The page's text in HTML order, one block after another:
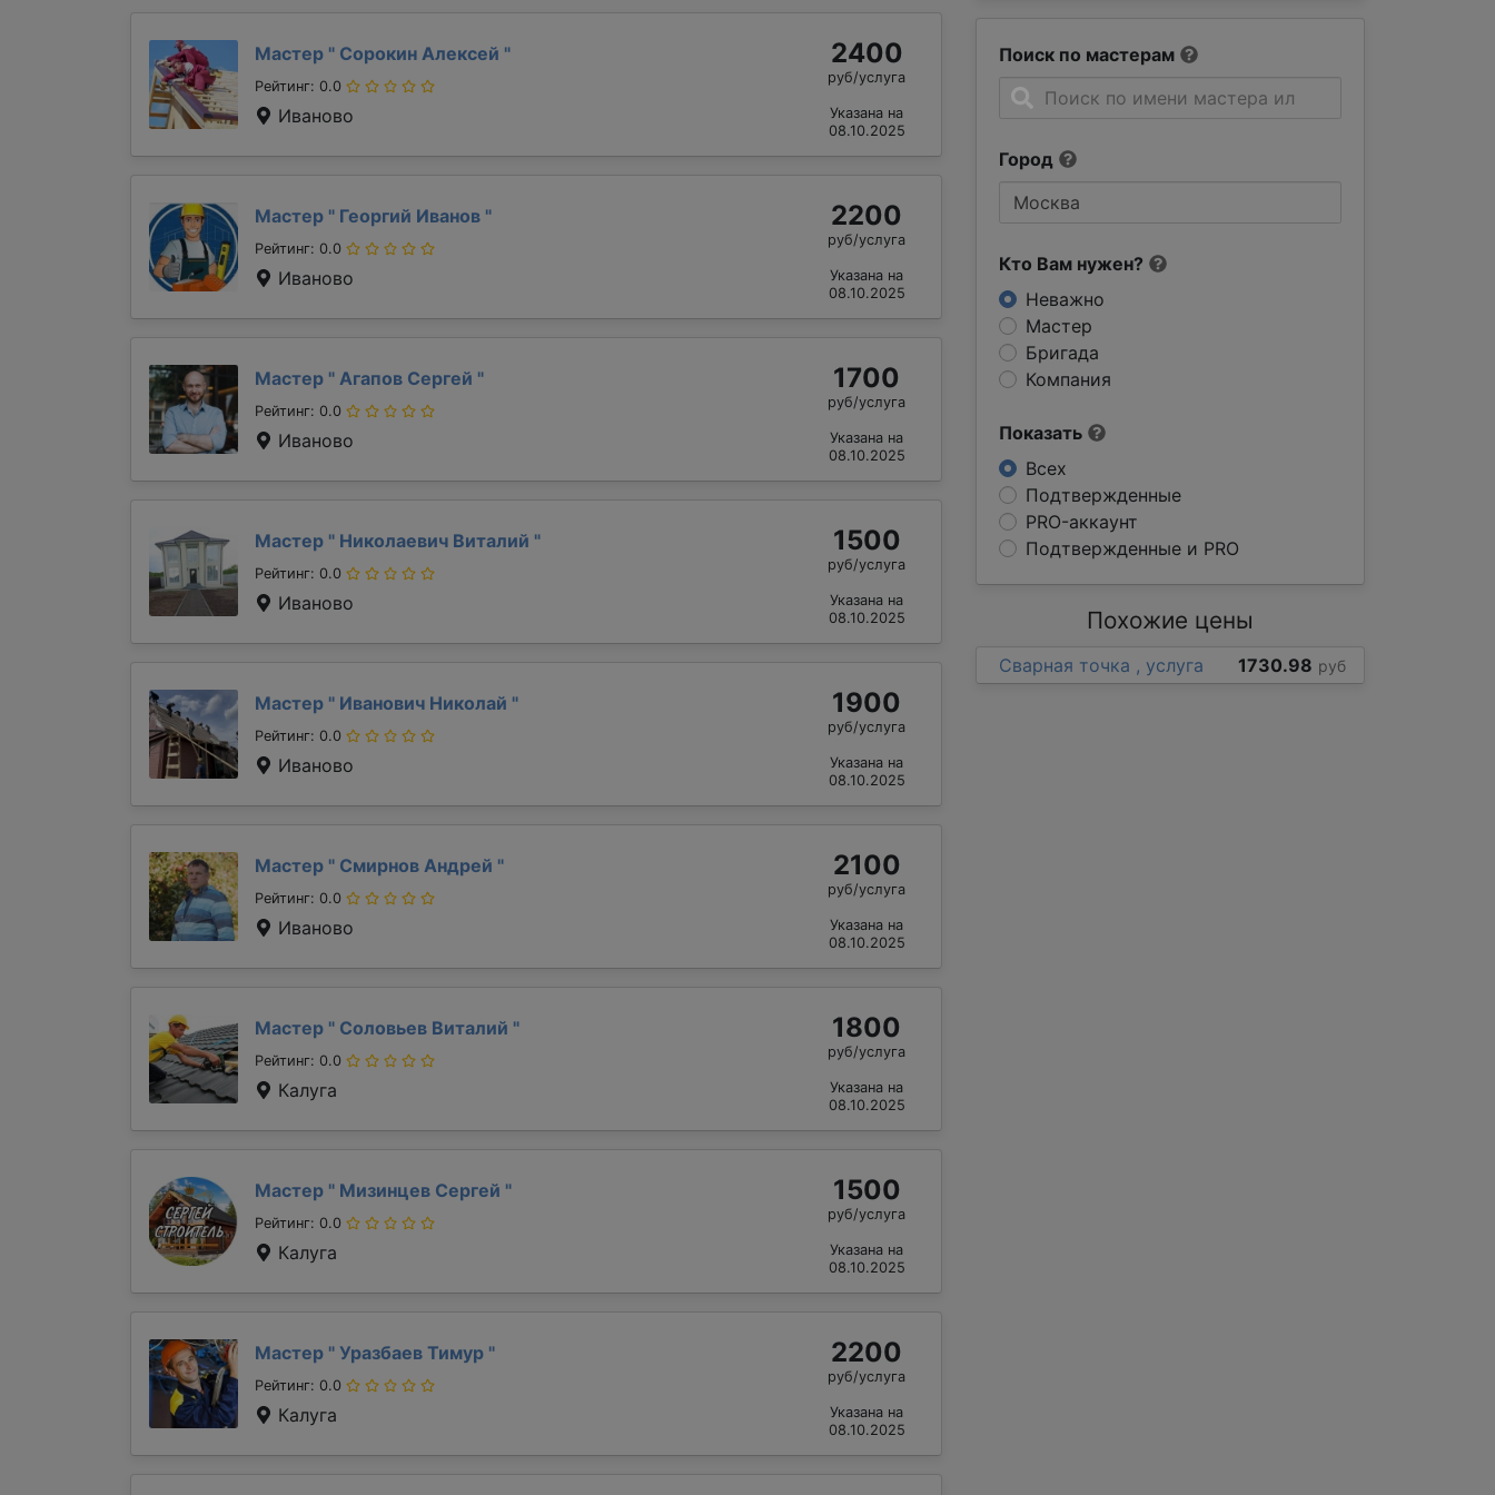
Поиск по мастерам
Город
Кто Вам нужен?
Неважно
Мастер
Бригада
Компания
Показать
Всех
Подтвержденные
PRO-аккаунт
Подтвержденные и PRO
Мастер " Сорокин Алексей "
Рейтинг: 0.0
Иваново
2400
руб/услуга
Указана на
08.10.2025
Мастер " Георгий Иванов "
Рейтинг: 0.0
Иваново
2200
руб/услуга
Указана на
08.10.2025
Мастер " Агапов Сергей "
Рейтинг: 0.0
Иваново
1700
руб/услуга
Указана на
08.10.2025
Мастер " Николаевич Виталий "
Рейтинг: 0.0
Иваново
1500
руб/услуга
Указана на
08.10.2025
Мастер " Иванович Николай "
Рейтинг: 0.0
Иваново
1900
руб/услуга
Указана на
08.10.2025
Мастер " Смирнов Андрей "
Рейтинг: 0.0
Иваново
2100
руб/услуга
Указана на
08.10.2025
Мастер " Соловьев Виталий "
Рейтинг: 0.0
Калуга
1800
руб/услуга
Указана на
08.10.2025
Мастер " Мизинцев Сергей "
Рейтинг: 0.0
Калуга
1500
руб/услуга
Указана на
08.10.2025
Мастер " Уразбаев Тимур "
Рейтинг: 0.0
Калуга
2200
руб/услуга
Указана на
08.10.2025
Похожие цены
Сварная точка , услуга 1730.98 руб